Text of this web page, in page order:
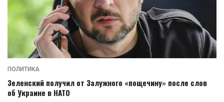
ПОЛИТИКА
Зеленский получил от Залужного «пощечину» после слов
об Украине в НАТО